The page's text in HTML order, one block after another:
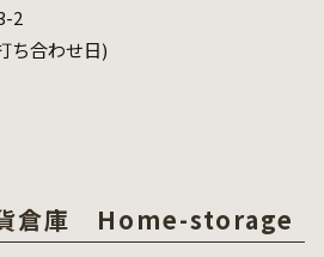
2
ち合わせ日)
貨倉庫 Home-storage